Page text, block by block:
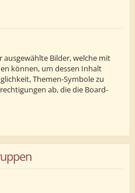
Bilder, welche mit
können, um dessen Inhalt
Themen-Symbole zu
ab, die die Board-